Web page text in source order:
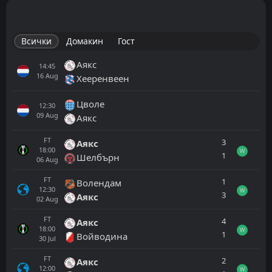
Всички Домакин Гост
14:45
16 Aug
Аякс
Хееренвеен
12:30
09 Aug
Цволе
Аякс
FT
18:00
06 Aug
Аякс
Шелбърн
3
1
W
FT
12:30
02 Aug
Волендам
Аякс
1
3
W
FT
18:00
30 Jul
Аякс
Войводина
4
1
W
FT
12:00
Аякс
2
W